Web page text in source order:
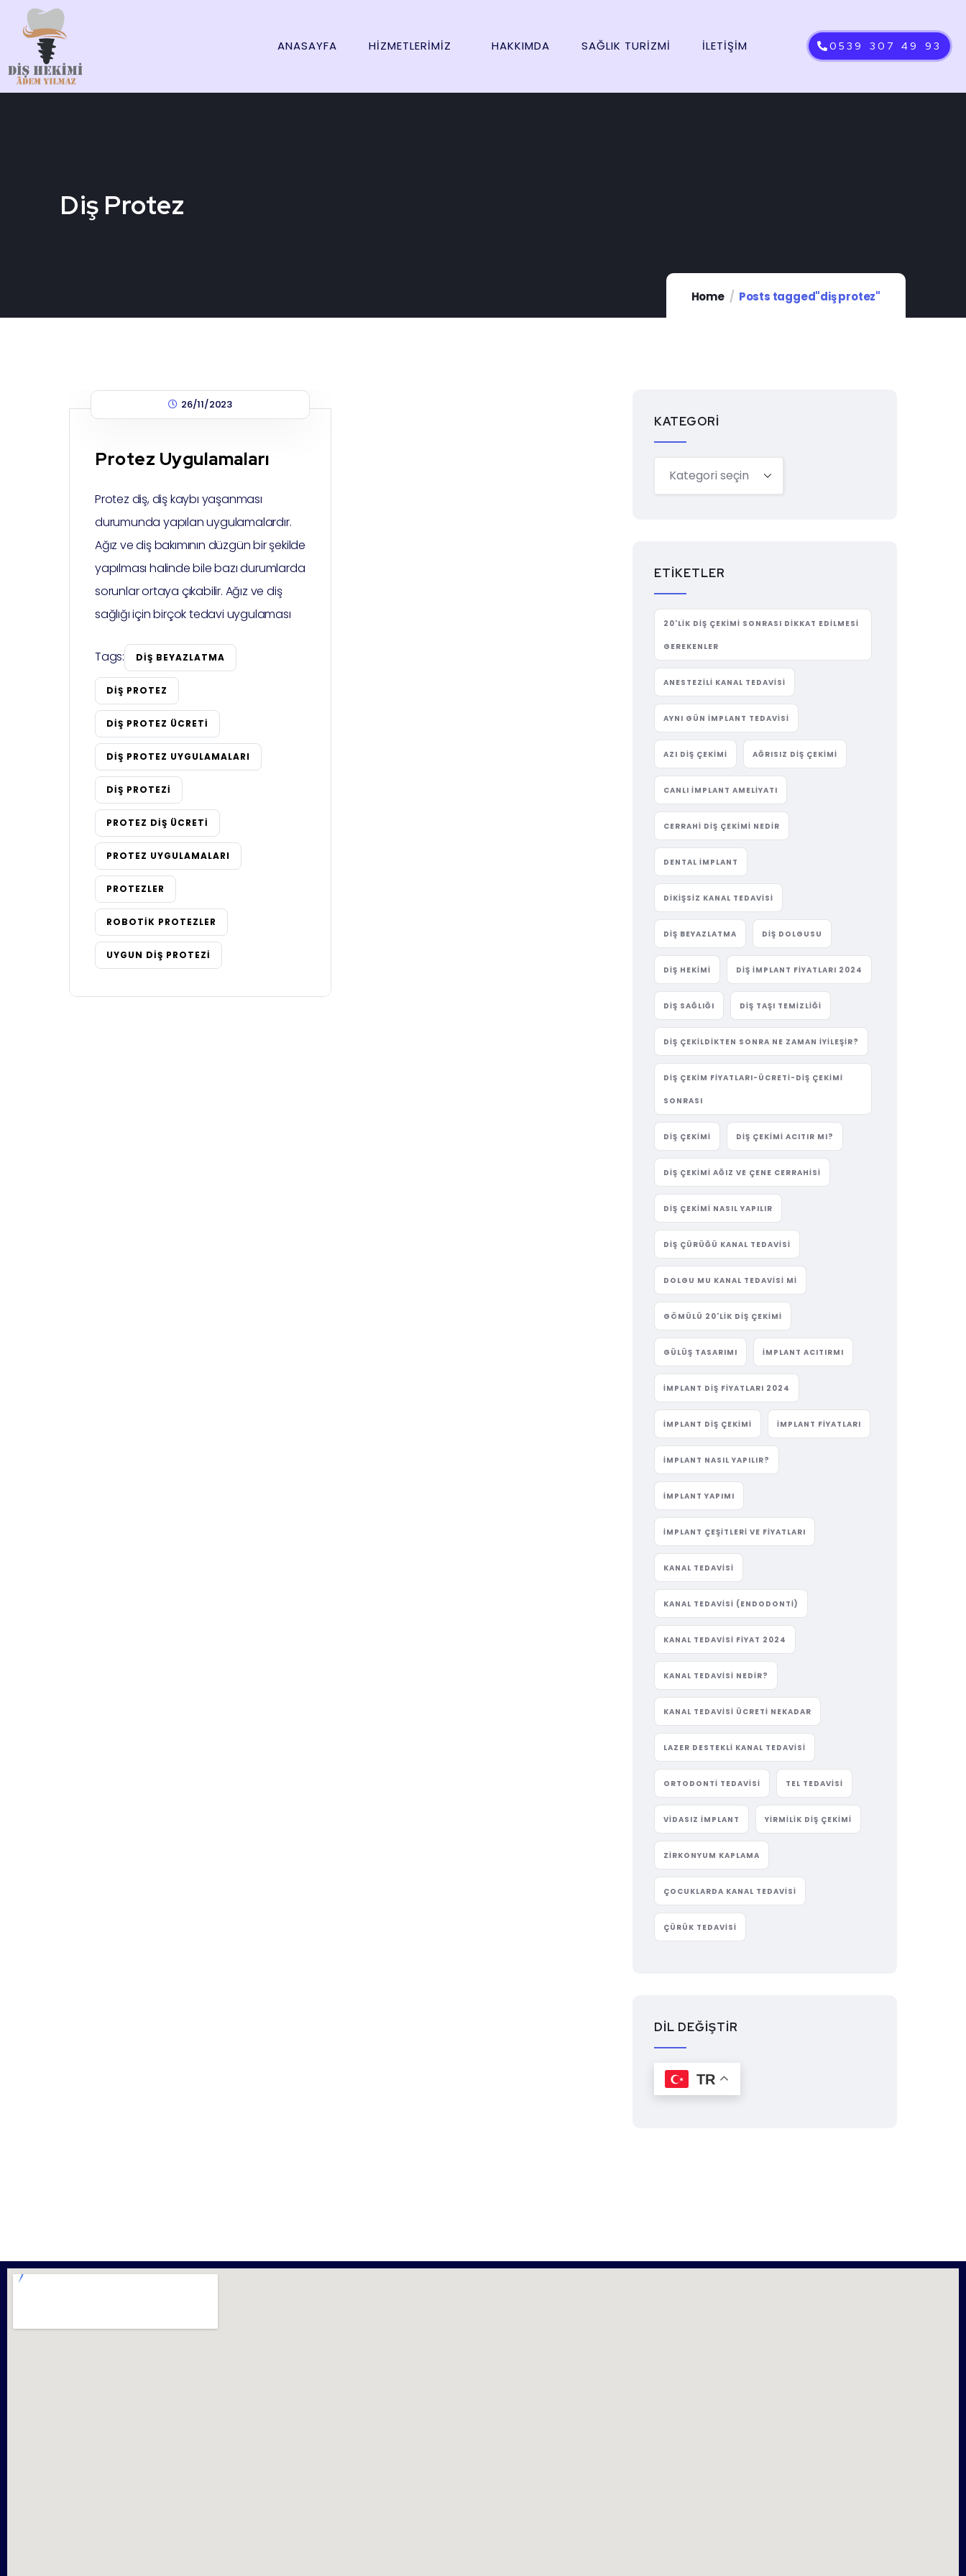
ANASAYFA HIZMETLERIMIZ HAKKIMDA SAĞLIK TURİZMİ İLETIŞIM 0539 307 49 93
Diş Protez
Home Posts tagged"diş protez"
26/11/2023
Protez Uygulamaları
Protez diş, diş kaybı yaşanması
durumunda yapılan uygulamalardır.
Ağız ve diş bakımının düzgün bir şekilde
yapılması halinde bile bazı durumlarda
sorunlar ortaya çıkabilir. Ağız ve diş
sağlığı için birçok tedavi uygulaması
Tags: DIŞ BEYAZLATMA
DIŞ PROTEZ
DIŞ PROTEZ ÜCRETI
DIŞ PROTEZ UYGULAMALARI
DIŞ PROTEZI
PROTEZ DIŞ ÜCRETI
PROTEZ UYGULAMALARI
PROTEZLER
ROBOTIK PROTEZLER
UYGUN DIŞ PROTEZI
KATEGORI
ETIKETLER
20'LIK DIŞ ÇEKIMI SONRASI DIKKAT EDILMESI
GEREKENLER
ANESTEZILI KANAL TEDAVISI
AYNI GÜN IMPLANT TEDAVISI
AZI DIŞ ÇEKIMI AĞRISIZ DIŞ ÇEKIMI
CANLI IMPLANT AMELIYATI
CERRAHI DIŞ ÇEKIMI NEDIR
DENTAL IMPLANT
DIKIŞSIZ KANAL TEDAVISI
DIŞ BEYAZLATMA DIŞ DOLGUSU
DIŞ HEKIMI DIŞ IMPLANT FIYATLARI 2024
DIŞ SAĞLIĞI DIŞ TAŞI TEMIZLIĞI
DIŞ ÇEKILDIKTEN SONRA NE ZAMAN İYILEŞIR?
DIŞ ÇEKIM FIYATLARI-ÜCRETI-DIŞ ÇEKIMI
SONRASI
DIŞ ÇEKIMI DIŞ ÇEKIMI ACITIR MI?
DIŞ ÇEKIMI AĞIZ VE ÇENE CERRAHISI
DIŞ ÇEKIMI NASIL YAPILIR
DIŞ ÇÜRÜĞÜ KANAL TEDAVISI
DOLGU MU KANAL TEDAVISI MI
GÖMÜLÜ 20'LIK DIŞ ÇEKIMI
GÜLÜŞ TASARIMI IMPLANT ACITIRMI
IMPLANT DIŞ FIYATLARI 2024
IMPLANT DIŞ ÇEKIMI IMPLANT FIYATLARI
IMPLANT NASIL YAPILIR?
IMPLANT YAPIMI
IMPLANT ÇEŞITLERI VE FIYATLARI
KANAL TEDAVISI
KANAL TEDAVISI (ENDODONTI)
KANAL TEDAVISI FIYAT 2024
KANAL TEDAVISI NEDIR?
KANAL TEDAVISI ÜCRETI NEKADAR
LAZER DESTEKLI KANAL TEDAVISI
ORTODONTI TEDAVISI TEL TEDAVISI
VIDASIZ IMPLANT YIRMILIK DIŞ ÇEKIMI
ZIRKONYUM KAPLAMA
ÇOCUKLARDA KANAL TEDAVISI
ÇÜRÜK TEDAVISI
DİL DEĞİŞTİR
TR